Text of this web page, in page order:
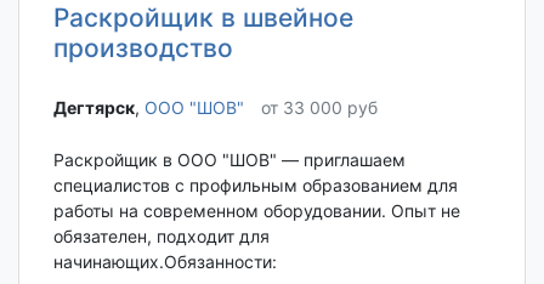
Раскройщик в швейное
производство
Дегтярск‎, ООО "ШОВ" от 33 000 руб
Раскройщик в ООО "ШОВ" — приглашаем
специалистов с профильным образованием для
работы на современном оборудовании. Опыт не
обязателен, подходит для
начинающих.Обязанности: